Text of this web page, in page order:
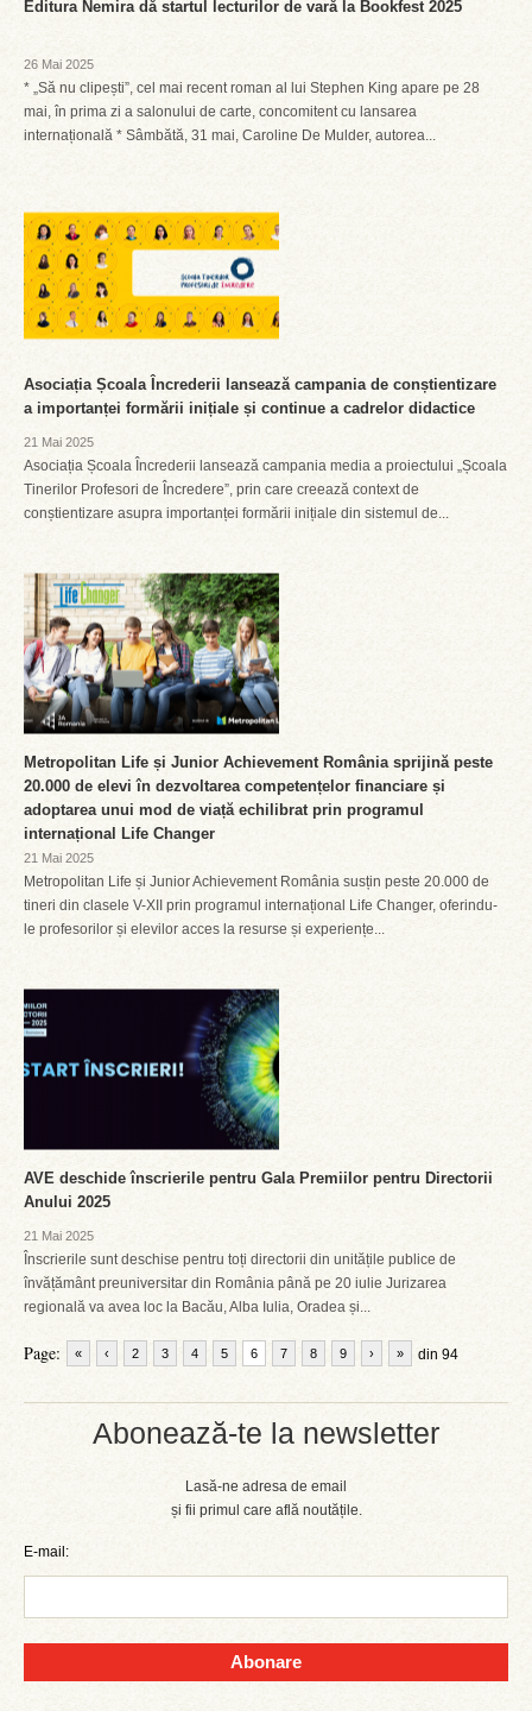
Abonează-te la newsletter
Lasă-ne adresa de email
și fii primul care află noutățile.
E-mail:
Abonare
Editura Nemira dă startul lecturilor de vară la Bookfest 2025
26 Mai 2025
* „Să nu clipești”, cel mai recent roman al lui Stephen King apare pe 28
mai, în prima zi a salonului de carte, concomitent cu lansarea
internațională * Sâmbătă, 31 mai, Caroline De Mulder, autorea...
Asociația Școala Încrederii lansează campania de conștientizare
a importanței formării inițiale și continue a cadrelor didactice
21 Mai 2025
Asociația Școala Încrederii lansează campania media a proiectului „Școala
Tinerilor Profesori de Încredere”, prin care creează context de
conștientizare asupra importanței formării inițiale din sistemul de...
Metropolitan Life și Junior Achievement România sprijină peste
20.000 de elevi în dezvoltarea competențelor financiare și
adoptarea unui mod de viață echilibrat prin programul
internațional Life Changer
21 Mai 2025
Metropolitan Life și Junior Achievement România susțin peste 20.000 de
tineri din clasele V-XII prin programul internațional Life Changer, oferindu-
le profesorilor și elevilor acces la resurse și experiențe...
AVE deschide înscrierile pentru Gala Premiilor pentru Directorii
Anului 2025
21 Mai 2025
Înscrierile sunt deschise pentru toți directorii din unitățile publice de
învățământ preuniversitar din România până pe 20 iulie Jurizarea
regională va avea loc la Bacău, Alba Iulia, Oradea și...
Page: « ‹ 2 3 4 5 6 7 8 9 din 94
› »